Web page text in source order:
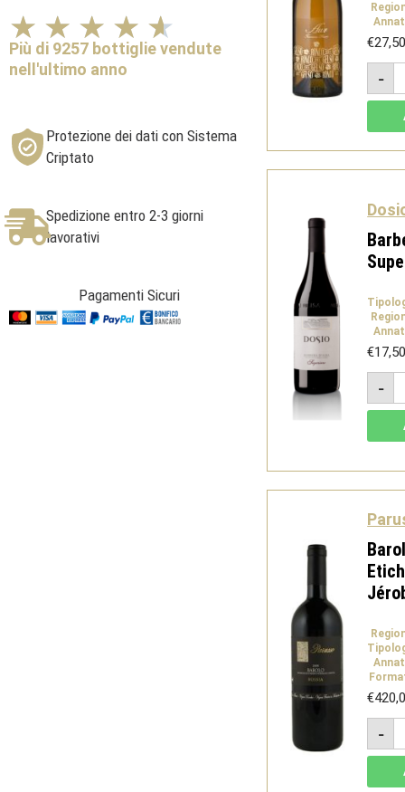
★ ★ ★ ★ ★ Valutazione
4.6
Più di 9257 bottiglie vendute
nell'ultimo anno
Protezione dei dati con Sistema
Criptato
Spedizione entro 2-3 giorni
lavorativi
Pagamenti Sicuri
€27,50
-
€17,50
-
-
€
-